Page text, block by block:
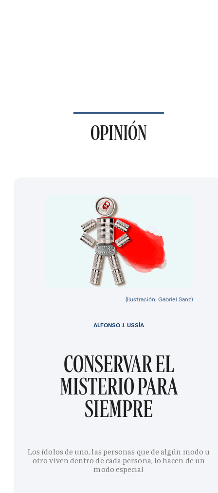
OPINIÓN
(Ilustración: Gabriel Sanz)
CONSERVAR EL
MISTERIO PARA
SIEMPRE
Los ídolos de uno, las personas que de algún modo u
otro viven dentro de cada persona, lo hacen de un
modo especial
ALFONSO J. USSÍA